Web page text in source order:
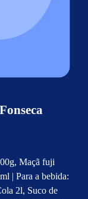
Maçã fuji
| Para a bebida:
2l, Suco de